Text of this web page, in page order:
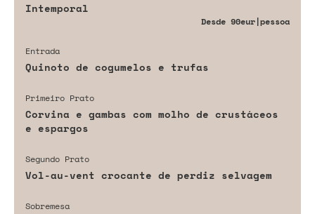
Intemporal
Desde 90eur|pessoa
Entrada
Quinoto de cogumelos e trufas
Primeiro Prato
Corvina e gambas com molho de crustáceos
e espargos
Segundo Prato
Vol-au-vent crocante de perdiz selvagem
Sobremesa